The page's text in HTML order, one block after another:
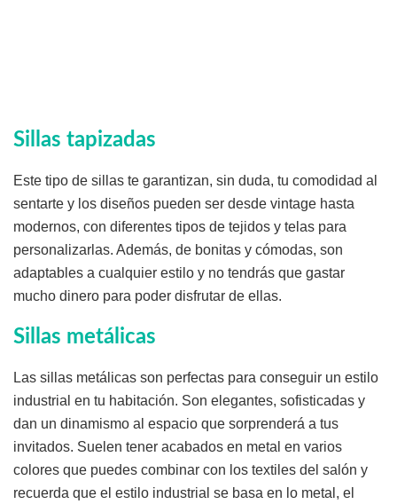
Sillas tapizadas
Este tipo de sillas te garantizan, sin duda, tu comodidad al
sentarte y los diseños pueden ser desde vintage hasta
modernos, con diferentes tipos de tejidos y telas para
personalizarlas. Además, de bonitas y cómodas, son
adaptables a cualquier estilo y no tendrás que gastar
mucho dinero para poder disfrutar de ellas.
Sillas metálicas
Las sillas metálicas son perfectas para conseguir un estilo
industrial en tu habitación. Son elegantes, sofisticadas y
dan un dinamismo al espacio que sorprenderá a tus
invitados. Suelen tener acabados en metal en varios
colores que puedes combinar con los textiles del salón y
recuerda que el estilo industrial se basa en lo metal, el